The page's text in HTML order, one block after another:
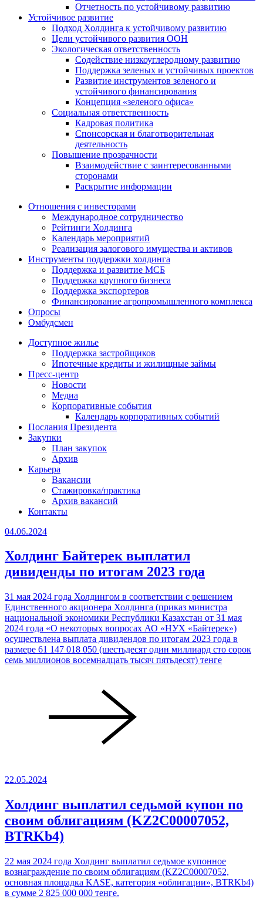
Отчетность по устойчивому развитию
Устойчивое развитие
Подход Холдинга к устойчивому развитию
Цели устойчивого развития ООН
Экологическая ответственность
Содействие низкоуглеродному развитию
Поддержка зеленых и устойчивых проектов
Развитие инструментов зеленого и
устойчивого финансирования
Концепция «зеленого офиса»
Социальная ответственность
Кадровая политика
Спонсорская и благотворительная
деятельность
Повышение прозрачности
Взаимодействие с заинтересованными
сторонами
Раскрытие информации
Отношения с инвесторами
Международное сотрудничество
Рейтинги Холдинга
Календарь мероприятий
Реализация залогового имущества и активов
Инструменты поддержки холдинга
Поддержка и развитие МСБ
Поддержка крупного бизнеса
Поддержка экспортеров
Финансирование агропромышленного комплекса
Опросы
Омбудсмен
Доступное жилье
Поддержка застройщиков
Ипотечные кредиты и жилищные займы
Пресс-центр
Новости
Медиа
Корпоративные события
Календарь корпоративных событий
Послания Президента
Закупки
План закупок
Архив
Карьера
Вакансии
Стажировка/практика
Архив вакансий
Контакты
04.06.2024
Холдинг Байтерек выплатил
дивиденды по итогам 2023 года
31 мая 2024 года Холдингом в соответствии с решением
Единственного акционера Холдинга (приказ министра
национальной экономики Республики Казахстан от 31 мая
2024 года «О некоторых вопросах АО «НУХ «Байтерек»)
осуществлена выплата дивидендов по итогам 2023 года в
размере 61 147 018 050 (шестьдесят один миллиард сто сорок
семь миллионов восемнадцать тысяч пятьдесят) тенге
22.05.2024
Холдинг выплатил седьмой купон по
своим облигациям (KZ2C00007052,
BTRKb4)
22 мая 2024 года Холдинг выплатил седьмое купонное
вознаграждение по своим облигациям (KZ2C00007052,
основная площадка KASE, категория «облигации», BTRKb4)
в сумме 2 825 000 000 тенге.